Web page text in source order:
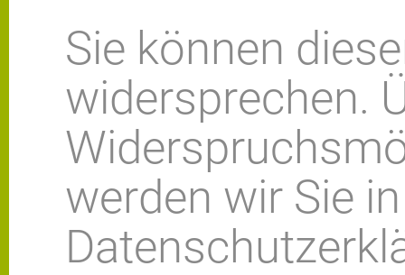
Sie können
widersprechen.
werden wir Sie